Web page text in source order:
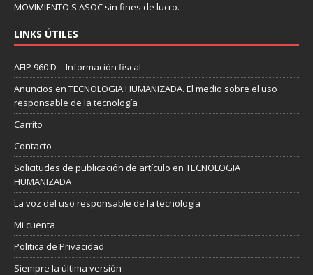
MOVIMIENTO S ASOC sin fines de lucro.
LINKS ÚTILES
AFIP 960 D – Información fiscal
Anuncios en TECNOLOGIA HUMANIZADA. El medio sobre el uso
responsable de la tecnología
Carrito
Contacto
Solicitudes de publicación de artículo en TECNOLOGIA
HUMANIZADA
La voz del uso responsable de la tecnología
Mi cuenta
Politica de Privacidad
Siempre la última versión